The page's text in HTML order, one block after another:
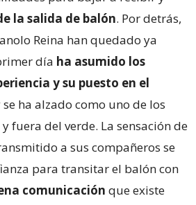
la salida de balón. Por detrás,
Reina han quedado ya
día ha asumido los
y su puesto en el
se ha alzado como uno de los
fuera del verde. La sensación de
a sus compañeros se
para transitar el balón con
comunicación que existe